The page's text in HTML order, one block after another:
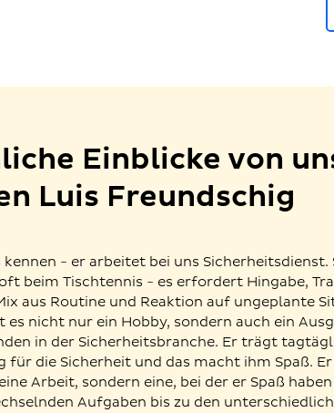
Einblicke von
Luis Freundschig
kennen - er arbeitet bei uns Sicherheitsdienst.
beim Tischtennis - es erfordert Hingabe,
aus Routine und Reaktion auf ungeplante
es nicht nur ein Hobby, sondern auch ein
in der Sicherheitsbranche. Er trägt
für die Sicherheit und das macht ihm Spaß.
Arbeit, sondern eine, bei der er Spaß haben
Aufgaben bis zu den